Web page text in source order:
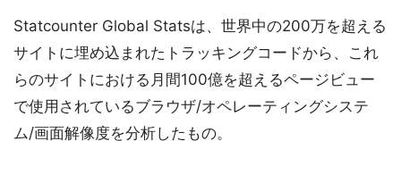
Statcounter Global Statsは、世界中の200万を超える
サイトに埋め込まれたトラッキングコードから、これ
らのサイトにおける月間100億を超えるページビュー
で使用されているブラウザ/オペレーティングシステ
ム/画面解像度を分析したもの。